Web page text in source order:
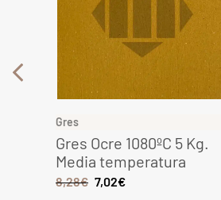
Gres
Gres Ocre 1080ºC 5 Kg.
Media temperatura
8,28€ 7,02€